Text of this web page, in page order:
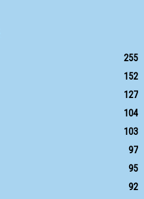
255
152
127
104
103
97
95
92